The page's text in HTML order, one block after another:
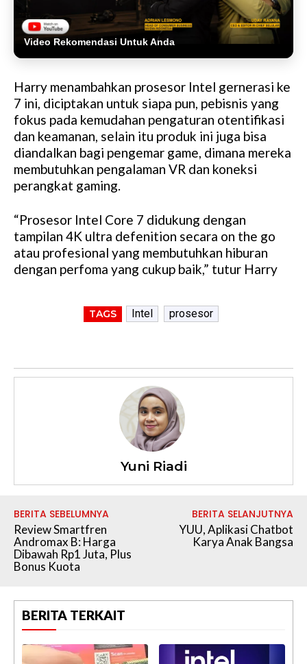
Video Rekomendasi Untuk Anda
Harry menambahkan prosesor Intel gernerasi ke
7 ini, diciptakan untuk siapa pun, pebisnis yang
fokus pada kemudahan pengaturan otentifikasi
dan keamanan, selain itu produk ini juga bisa
diandalkan bagi pengemar game, dimana mereka
membutuhkan pengalaman VR dan koneksi
perangkat gaming.
“Prosesor Intel Core 7 didukung dengan
tampilan 4K ultra defenition secara on the go
atau profesional yang membutuhkan hiburan
dengan perfoma yang cukup baik,” tutur Harry
TAGS Intel prosesor
Yuni Riadi
BERITA SEBELUMNYA
Review Smartfren
Andromax B: Harga
Dibawah Rp1 Juta, Plus
Bonus Kuota
BERITA SELANJUTNYA
YUU, Aplikasi Chatbot
Karya Anak Bangsa
BERITA TERKAIT